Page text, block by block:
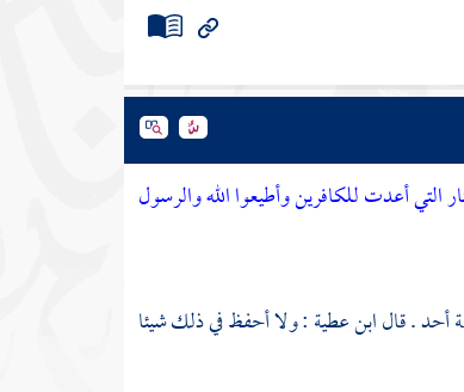
التي أعدت للكافرين وأطيعوا الله والرسول
أحد. قالابن عطية: ولا أحفظ في ذلك شيئا